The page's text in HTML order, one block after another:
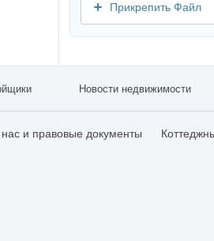
Прикрепить Файл
Новости недвижимости
и правовые документы